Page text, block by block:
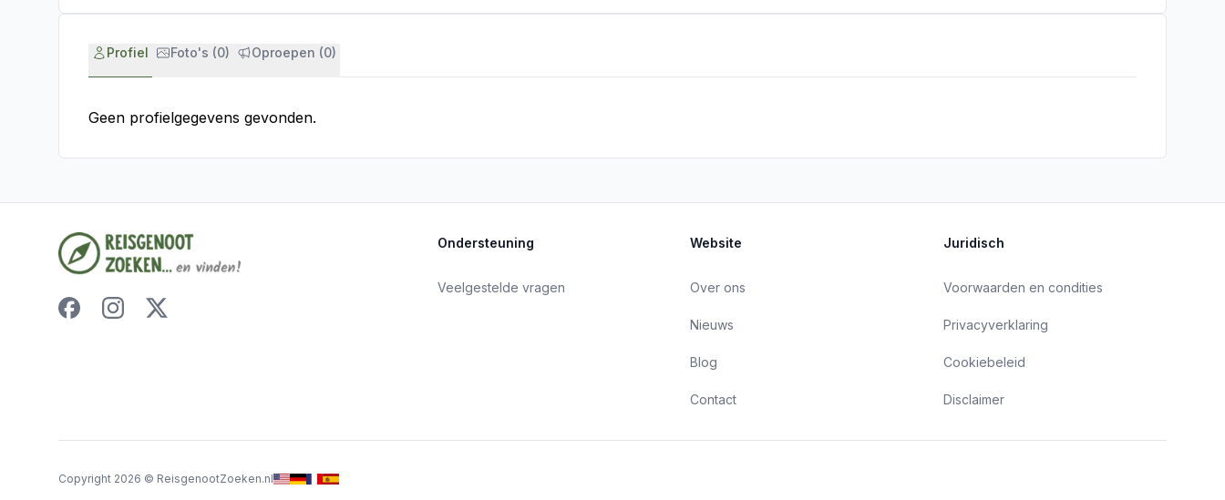
Profiel Foto's (0) Oproepen (0)
Geen profielgegevens gevonden.
Ondersteuning
Veelgestelde vragen
Website
Over ons
Nieuws
Blog
Contact
Juridisch
Voorwaarden en condities
Privacyverklaring
Cookiebeleid
Disclaimer
Copyright 2026 © ReisgenootZoeken.nl